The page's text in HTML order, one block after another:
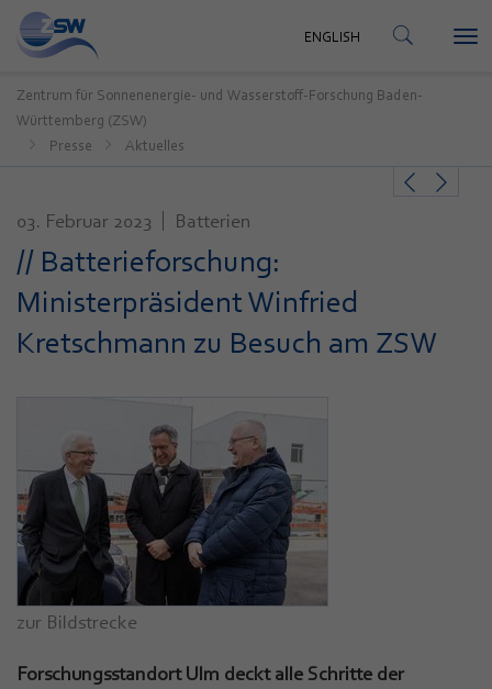
KONTAKT
ENGLISH
Zentrum für Sonnenenergie- und Wasserstoff-Forschung Baden-
Württemberg (ZSW)
Presse
Aktuelles
03. Februar 2023 Batterien
// Batterieforschung:
Ministerpräsident Winfried
Kretschmann zu Besuch am ZSW
zur Bildstrecke
Forschungsstandort Ulm deckt alle Schritte der